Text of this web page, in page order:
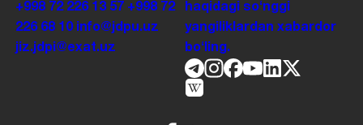
+998 72 226 13 57 +998 72
226 68 10 info@jdpu.uz
jiz.jdpi@exat.uz
haqidagi soʻnggi
yangiliklardan xabardor
boʻling.